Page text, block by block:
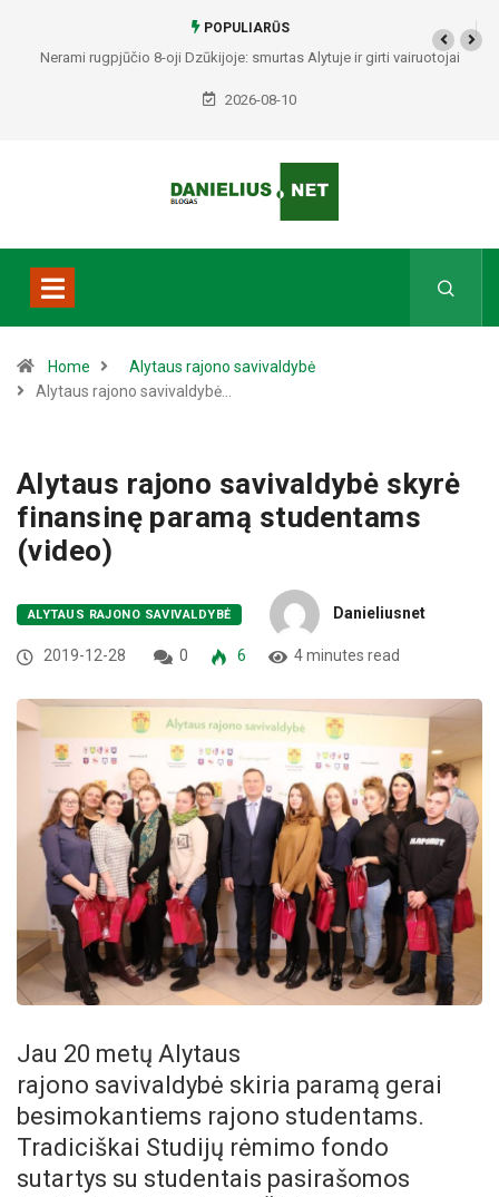
POPULIARŪS
Nerami rugpjūčio 8-oji Dzūkijoje: smurtas Alytuje ir girti vairuotojai
Druskininkuose bei Varėnos rajone
2026-08-10
Home
Alytaus rajono savivaldybė
Alytaus rajono savivaldybė…
Alytaus rajono savivaldybė skyrė
finansinę paramą studentams
(video)
ALYTAUS RAJONO SAVIVALDYBĖ Danieliusnet
2019-12-28 0 6 4 minutes read
Jau 20 metų Alytaus
rajono savivaldybė skiria paramą gerai
besimokantiems rajono studentams.
Tradiciškai Studijų rėmimo fondo
sutartys su studentais pasirašomos